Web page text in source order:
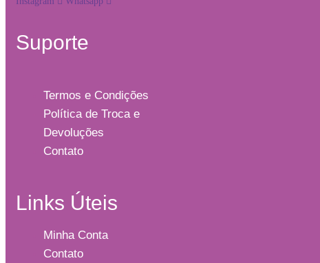
Suporte
Termos e Condições
Política de Troca e
Devoluções
Contato
Links Úteis
Minha Conta
Contato